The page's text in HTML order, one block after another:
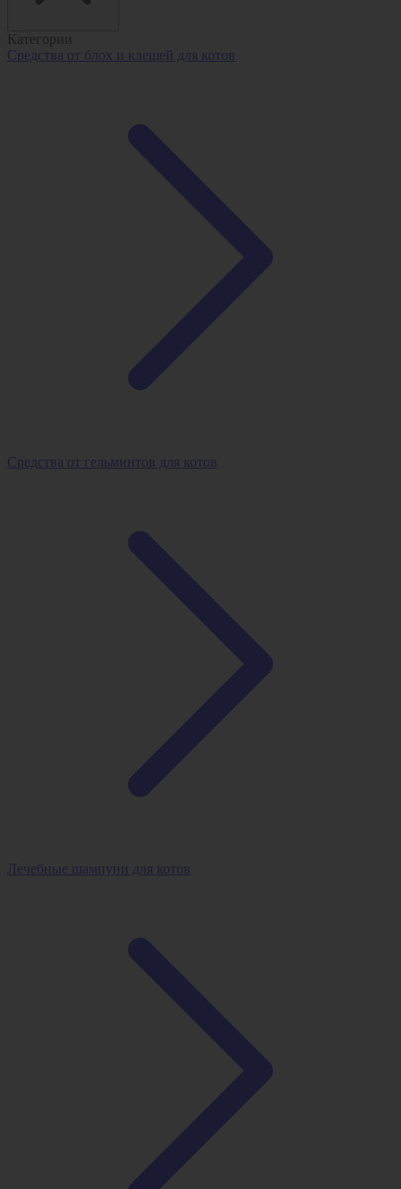
Категории
Средства от блох и клещей для котов
Средства от гельминтов для котов
Лечебные шампуни для котов